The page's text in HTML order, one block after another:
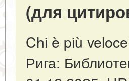
(для
Chi è più
Рига: